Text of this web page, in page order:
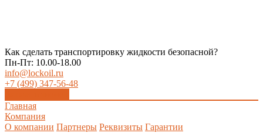
Как сделать транспортировку жидкости безопасной?
Пн-Пт: 10.00-18.00
info@lockoil.ru
+7 (499) 347-56-48
Главная
Компания
О компании Партнеры Реквизиты Гарантии